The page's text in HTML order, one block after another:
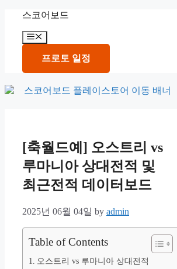
content
스코어보드
Menu
프로토 일정
[축월드예] 오스트리 vs
루마니아 상대전적 및
최근전적 데이터보드
2025년 06월 04일 by admin
Table of Contents
오스트리 vs 루마니아 상대전적